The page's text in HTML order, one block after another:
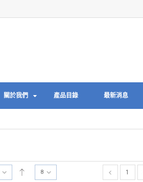
關於我們 產品目錄 最新消息
8 1